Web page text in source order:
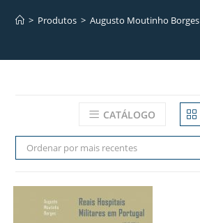
> Produtos > Augusto Moutinho Borges
CATÁLOGO
Ordenar por mais recentes